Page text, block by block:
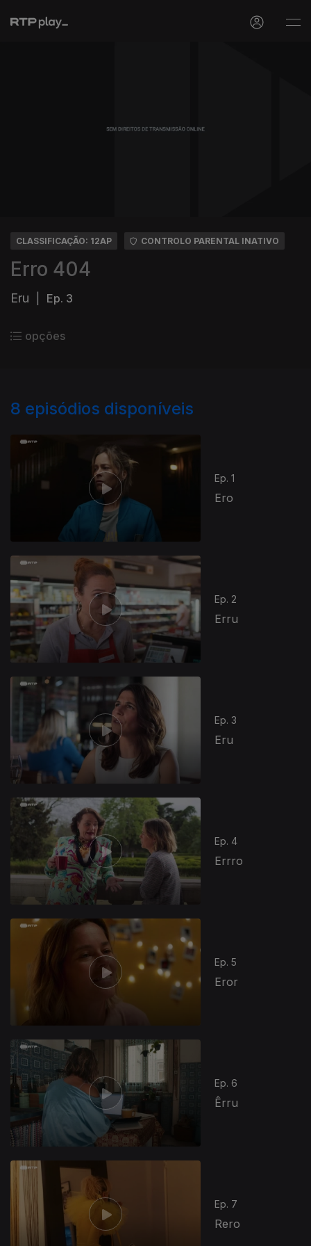
CLASSIFICAÇÃO: 12AP CONTROLO PARENTAL INATIVO
Erro 404
Eru Ep. 3
opções
8 episódios disponíveis
Ep. 1
Ero
Ep. 2
Erru
Ep. 3
Eru
Ep. 4
Errro
Ep. 5
Eror
Ep. 6
Êrru
Ep. 7
Rero
811359